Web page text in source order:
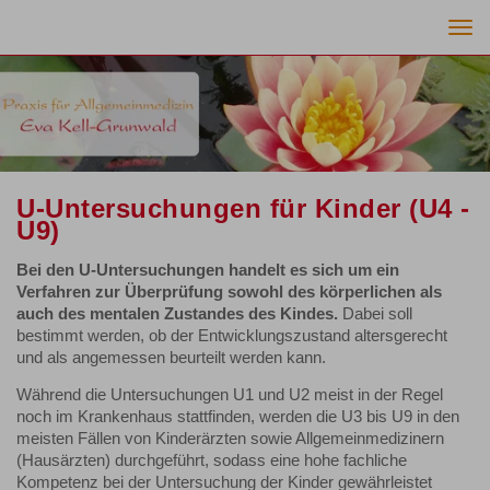
U-Untersuchungen für Kinder (U4 -
U9)
Bei den U-Untersuchungen handelt es sich um ein
Verfahren zur Überprüfung sowohl des körperlichen als
auch des mentalen Zustandes des Kindes. Dabei soll
bestimmt werden, ob der Entwicklungszustand altersgerecht
und als angemessen beurteilt werden kann.
Während die Untersuchungen U1 und U2 meist in der Regel
noch im Krankenhaus stattfinden, werden die U3 bis U9 in den
meisten Fällen von Kinderärzten sowie Allgemeinmedizinern
(Hausärzten) durchgeführt, sodass eine hohe fachliche
Kompetenz bei der Untersuchung der Kinder gewährleistet